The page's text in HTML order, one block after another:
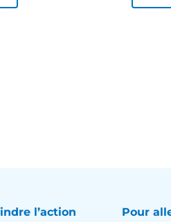
l’action Pour